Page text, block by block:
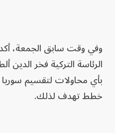
وفي وقت سابق الجمعة،
الرئاسة التركية فخر الدين
بأي محاولات لتقسيم
خطط تهدف لذلك.